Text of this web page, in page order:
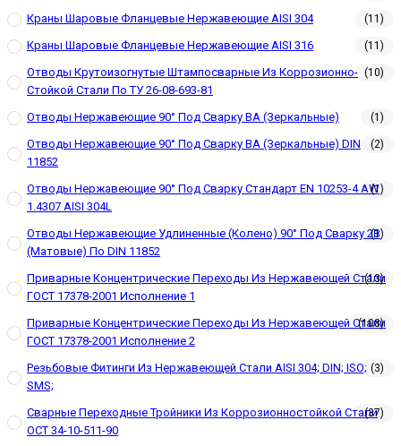
Краны Шаровые Фланцевые Нержавеющие AISI 304 (11)
Краны Шаровые Фланцевые Нержавеющие AISI 316 (11)
Отводы Крутоизогнутые Штампосварные Из Коррозионно-
Стойкой Стали По ТУ 26-08-693-81
(10)
Отводы Нержавеющие 90° Под Сварку ВА (зеркальные) (1)
Отводы Нержавеющие 90° Под Сварку ВА (зеркальные) DIN
11852
(2)
Отводы Нержавеющие 90° Под Сварку Стандарт EN 10253-4 AW
1.4307 AISI 304L
(1)
Отводы Нержавеющие Удлиненные (колено) 90° Под Сварку 2В
(матовые) По DIN 11852
(1)
Приварные Концентрические Переходы Из Нержавеющей Стали
ГОСТ 17378-2001 Исполнение 1
(13)
Приварные Концентрические Переходы Из Нержавеющей Стали
ГОСТ 17378-2001 Исполнение 2
(108)
Резьбовые Фитинги Из Нержавеющей Стали AISI 304; DIN; ISO;
SMS;
(3)
Сварные Переходные Тройники Из Коррозионностойкой Стали
ОСТ 34-10-511-90
(37)